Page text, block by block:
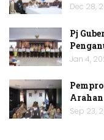
Dec 28,
Pj
Jan 4,
Sep 23,